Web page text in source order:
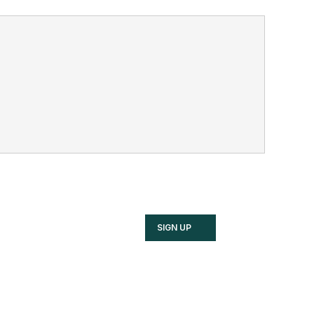
SIGN UP